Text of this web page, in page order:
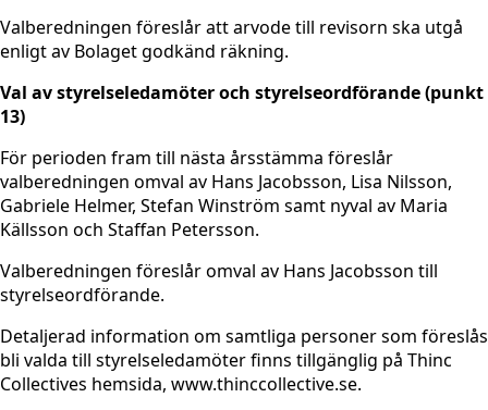
Valberedningen föreslår att arvode till revisorn ska utgå
enligt av Bolaget godkänd räkning.
Val av styrelseledamöter och styrelseordförande (punkt
13)
För perioden fram till nästa årsstämma föreslår
valberedningen omval av Hans Jacobsson, Lisa Nilsson,
Gabriele Helmer, Stefan Winström samt nyval av Maria
Källsson och Staffan Petersson.
Valberedningen föreslår omval av Hans Jacobsson till
styrelseordförande.
Detaljerad information om samtliga personer som föreslås
bli valda till styrelseledamöter finns tillgänglig på Thinc
Collectives hemsida, www.thinccollective.se.